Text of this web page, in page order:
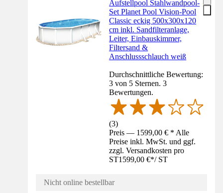
Aufstellpool Stahlwandpool-
Set Planet Pool Vision-Pool
Classic eckig 500x300x120
cm inkl. Sandfilteranlage,
Leiter, Einbauskimmer,
Filtersand &
Anschlussschlauch weiß
Durchschnittliche Bewertung:
3 von 5 Sternen. 3
Bewertungen.
(3)
Preis — 1599,00 € * Alle
Preise inkl. MwSt. und ggf.
zzgl. Versandkosten pro
ST1599,00 €*/ ST
Nicht online bestellbar